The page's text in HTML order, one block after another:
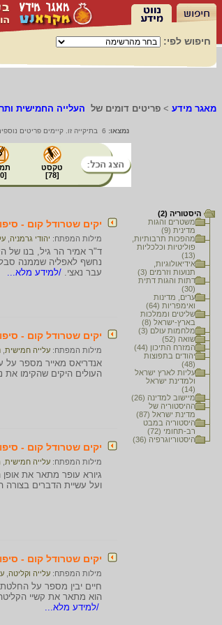
חיפוש לפי:
מאגר מידע > פריטים דומים של העלייה החמישית
נמצאו:
טקסט
[
78
]
[
היסטוריה (2)
משטרים והגות
מדינית (9)
מהפכות תרבותיות,
פוליטיות וכלכליות
(13)
אידיאולוגיות,
תנועות וזרמים (3)
דתות והגות דתית
(30)
ערים, מדינות
ואימפריות (64)
שליטים וממלכות
בארץ-ישראל (8)
מלחמות עולם (3)
שואה (52)
המזרח התיכון (44)
יהודים בתפוצות
(48)
עליות לארץ ישראל
ולמדינת ישראל
(14)
מיישוב למדינה (26)
ההיסטוריה של
מדינת ישראל (87)
היסטוריה במבט
רב-תחומי (72)
היסטוריוגרפיה (36)
יקים שטרודל קום -
מילות המפתח: יהודי גרמניה
ד"ר אמיר הר גיל, בנו של
נחשף לאפליה שממנה סבל
עבר נאצי. /למידע מלא...
יקים שטרודל קום -
מילות המפתח: עלייה חמישית
אנדריאס מאייר מספר על
העולים היקים שהקימו את
יקים שטרודל קום -
מילות המפתח: עלייה חמישית
גיורא עופר מתאר את
ועל עשיית הדברים בצורה
יקים שטרודל קום -
מילות המפתח: עלייה וקליטה
חיים יבין מספר על
הוא מתאר את קשיי הקליטה
/למידע מלא...